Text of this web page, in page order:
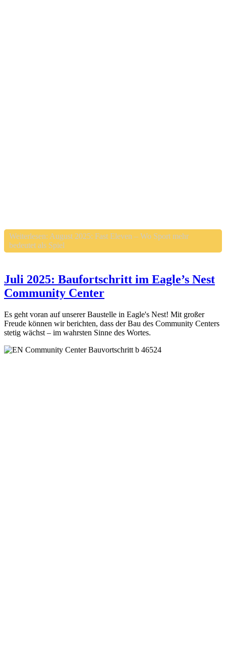
Weiterlesen: August 2025: Fast Eleven – Wo Sport mehr
bedeutet als Spiel
Juli 2025: Baufortschritt im Eagle’s Nest
Community Center
Es geht voran auf unserer Baustelle in Eagle's Nest! Mit großer
Freude können wir berichten, dass der Bau des Community Centers
stetig wächst – im wahrsten Sinne des Wortes.